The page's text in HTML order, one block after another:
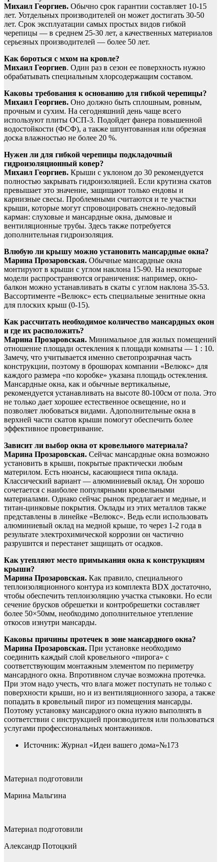
Михаил Георгиев. Обычно срок гарантии составляет 10-15
лет. Уотдельных производителей он может достигать 30-50
лет. Срок эксплуатации самых простых видов гибкой
черепицы — в среднем 25-30 лет, а качественных материалов
серьезных производителей — более 50 лет.
Как бороться с мхом на кровле?
Михаил Георгиев. Один раз в сезон ее поверхность нужно
обрабатывать специальным хлорсодержащим составом.
Каковы требования к основанию для гибкой черепицы?
Михаил Георгиев. Оно должно быть сплошным, ровным,
прочным и сухим. На сегодняшний день чаще всего
используют плиты ОСП-3. Подойдет фанера повышенной
водостойкости (ФСФ), а также шпунтованная или обрезная
доска влажностью не более 20 %.
Нужен ли для гибкой черепицы подкладочный
гидроизоляционный ковер?
Михаил Георгиев. Крыши с уклоном до 30 рекомендуется
полностью закрывать гидроизоляцией. Если крутизна скатов
превышает это значение, защищают только ендовы и
карнизные свесы. Проблемными считаются и те участки
крыши, которые могут спровоцировать снежно-ледовый
карман: слуховые и мансардные окна, дымовые и
вентиляционные трубы. Здесь также потребуется
дополнительная гидроизоляция.
Влюбую ли крышу можно установить мансардные окна?
Марина Прозаровская. Обычные мансардные окна
монтируют в крыши с углом наклона 15-90. На некоторые
модели распространяются ограничения: например, окно-
балкон можно устанавливать в скаты с углом наклона 35-53.
Вассортименте «Велюкс» есть специальные зенитные окна
для плоских крыш (0-15).
Как рассчитать необходимое количество мансардных окон
и где их расположить?
Марина Прозаровская. Минимальное для жилых помещений
отношение площади остекления к площади комнаты — 1 : 10.
Замечу, что учитывается именно светопрозрачная часть
конструкции, поэтому в брошюрах компании «Велюкс» для
каждого размера «по коробке» указана площадь остекления.
Мансардные окна, как и обычные вертикальные,
рекомендуется устанавливать на высоте 80-100см от пола. Это
не только дает хорошее естественное освещение, но и
позволяет любоваться видами. Адополнительные окна в
верхней части скатов крыши помогут обеспечить более
эффективное проветривание.
Зависит ли выбор окна от кровельного материала?
Марина Прозаровская. Сейчас мансардные окна возможно
установить в крыши, покрытые практически любым
материлом. Есть нюансы, касающиеся типа оклада.
Классический вариант — алюминиевый оклад. Он хорошо
сочетается с наиболее популярными кровельными
материалами. Однако сейчас рынок предлагает и медные, и
титан-цинковые покрытия. Оклады из этих металлов также
представлены в линейке «Велюкс». Ведь если использовать
алюминиевый оклад на медной крыше, то через 1-2 года в
результате электрохимической коррозии он частично
разрушится и перестанет защищать от осадков.
Как утепляют место примыкания окна к конструкциям
крыши?
Марина Прозаровская. Как правило, специального
теплоизоляционного контура из комплекта BDX достаточно,
чтобы обеспечить теплоизоляцию участка стыковки. Но если
сечение брусков обрешетки и контробрешетки составляет
более 50×50мм, необходимо дополнительное утепление
откосов изнутри мансарды.
Каковы причины протечек в зоне мансардного окна?
Марина Прозаровская. При установке необходимо
соединить каждый слой кровельного «пирога» с
соответствующим монтажным элементом по периметру
мансардного окна. Впротивном случае возможна протечка.
При этом надо учесть, что влага может поступать не только с
поверхности крыши, но и из вентиляционного зазора, а также
попадать в кровельный пирог из помещения мансарды.
Поэтому установку мансардного окна нужно выполнять в
соответствии с инструкцией производителя или пользоваться
услугами профессиональных монтажников.
Источник: Журнал «Идеи вашего дома»№173
Материал подготовили
Марина Мальгина
Материал подготовили
Александр Потоцкий